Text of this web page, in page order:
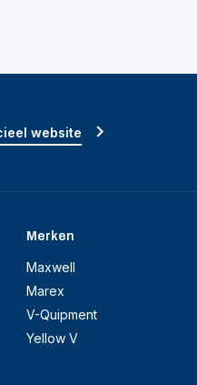
Merken
Maxwell
Marex
V-Quipment
Yellow V
website